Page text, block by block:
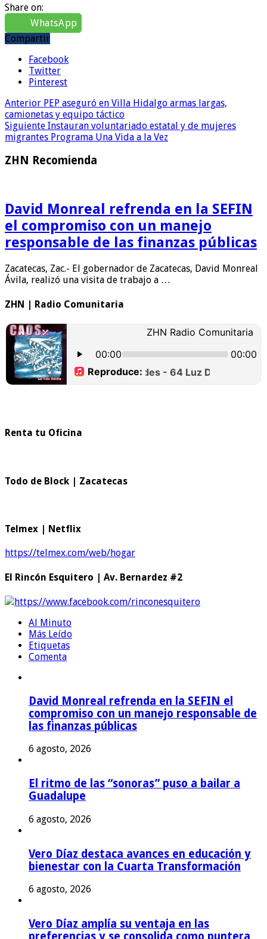
Share on:
WhatsApp
Compartir
Facebook
Twitter
Pinterest
Anterior PEP aseguró en Villa Hidalgo armas largas,
camionetas y equipo táctico
Siguiente Instauran voluntariado estatal y de mujeres
migrantes Programa Una Vida a la Vez
ZHN Recomienda
David Monreal refrenda en la SEFIN
el compromiso con un manejo
responsable de las finanzas públicas
Zacatecas, Zac.- El gobernador de Zacatecas, David Monreal
Ávila, realizó una visita de trabajo a …
ZHN | Radio Comunitaria
Renta tu Oficina
Todo de Block | Zacatecas
Telmex | Netflix
https://telmex.com/web/hogar
El Rincón Esquitero | Av. Bernardez #2
https://www.facebook.com/rinconesquitero
Al Minuto
Más Leído
Etiquetas
Comenta
David Monreal refrenda en la SEFIN el
compromiso con un manejo responsable de
las finanzas públicas
6 agosto, 2026
El ritmo de las “sonoras” puso a bailar a
Guadalupe
6 agosto, 2026
Vero Díaz destaca avances en educación y
bienestar con la Cuarta Transformación
6 agosto, 2026
Vero Díaz amplía su ventaja en las
preferencias y se consolida como puntera